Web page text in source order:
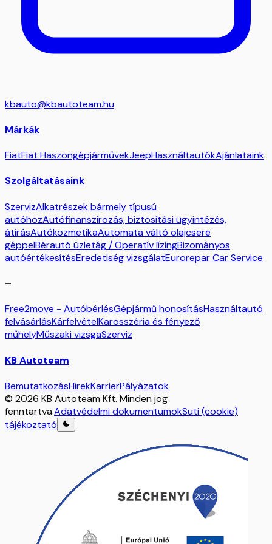
kbauto@kbautoteam.hu
Márkák
FiatFiat HaszongépjárművekJeepHasználtautókAjánlataink
Szolgáltatásaink
SzervizAlkatrészek bármely típusú
autóhozAutófinanszírozás, biztosítási ügyintézés,
átírásAutókozmetikaAutomata váltó olajcsere
géppelBérautó üzletág / Operatív lízingBizományos
autóértékesítésEredetiség vizsgálatEurorepar Car Service
–
Free2move - AutóbérlésGépjármű honosításHasználtautó
felvásárlásKárfelvételKarosszéria és fényező
műhelyMűszaki vizsgaSzerviz
KB Autoteam
BemutatkozásHírekKarrierPályázatok
© 2026 KB Autoteam Kft. Minden jog
fenntartva.Adatvédelmi dokumentumokSüti (cookie)
tájékoztató